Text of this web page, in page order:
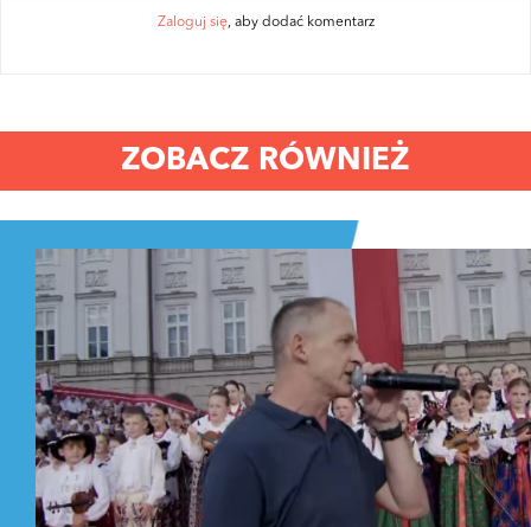
Zaloguj się, aby dodać komentarz
ZOBACZ RÓWNIEŻ